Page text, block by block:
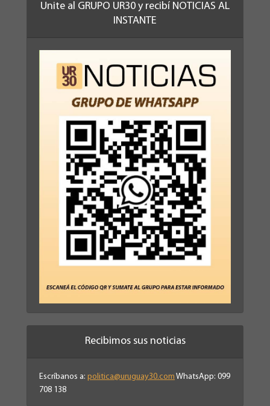
Unite al GRUPO UR30 y recibí NOTICIAS AL
INSTANTE
Recibimos sus noticias
Escríbanos a: politica@uruguay30.com WhatsApp: 099
708 138